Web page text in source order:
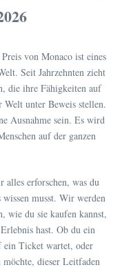
von Monaco ist eines
Seit Jahrzehnten zieht
die ihre Fähigkeiten auf
Welt unter Beweis stellen.
Ausnahme sein. Es wird
auf der ganzen
alles erforschen, was du
musst. Wir werden
wie du sie kaufen kannst,
hast. Ob du ein
ein Ticket wartet, oder
dieser Leitfaden